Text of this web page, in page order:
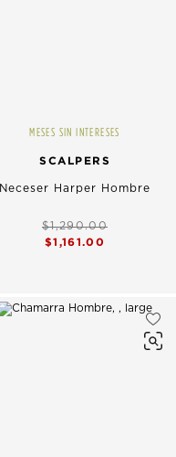
MESES SIN INTERESES
SCALPERS
Neceser Harper Hombre
$1,290.00
$1,161.00